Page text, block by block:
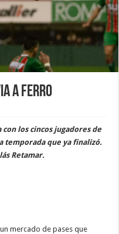
a Ferro
con los cincos jugadores de
temporada que ya finalizó.
Retamar.
mercado de pases que